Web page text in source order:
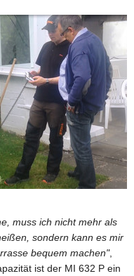
muss ich nicht mehr als
sondern kann es mir
bequem machen",
ist der MI 632 P ein